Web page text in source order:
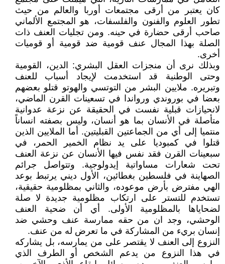
كان يعتبر من أرقى مجتمعات أوربا والعالم من حيث
تطور العلوم والفنون والفلسفات، هو المجتمع الألماني
صاحب أرقى حضارة في حينه. ومن تجليات العنف ذات
الصلة بهذا المجال عنف قومية ضد قومية أو قوميات
أخرى.
وبذلك نرى أن منجزات العقل البشري: الدين، القومية
وحتى الوطنية قد استخدمت لإيجاد أسباب للعنف
وتبريره. ملايين البشر من التوتسي والهوتو قتلو بعضهم
بعضا في بوروندي ورواندا في تسعينات القرن الماضي،
لانحيازات قبلية نفست في الحقيقة عن نزعة عدوانية
متأصلة في الأنسان بما هو أنسان، وليس بصفته انساناً
منتميا إلى أي من الجماعتين القبليتين. أما الملايين الذين
قتلوا في كمبوديا على يد نظام الخمير الحمر، في
سبعينات القرن فقد نفس فيها الأنسان عن نزعة العنف
تحت شعارات مساواتية إيدولوجية. وتتواصل جرائم
الصهاينة في فلسطين بغطائين، الأول ديني يرتبط بوعد
الهي مفترض بأرض موعوده، والثاني بمظلومية حقيقية،
تستخدم للتستر على ارتكاب مظلومية جديدة لا صلة
لضحاياها بالمظلومية الأولى. أي أن ضحية العنف
الوحشي، وجد ان من حقه ممارسة عنف وحشي ضد
إنسان بريء من المشاركة في ما تعرض له من عنف.
النزوع إلى العنف لا يقتصر على من يمارسه، بل يشاركه
في هذا النزوع من يدعم الشخص أو الطرف الذي